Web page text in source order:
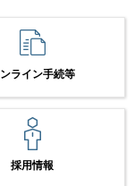
ライン手続等
採用情報